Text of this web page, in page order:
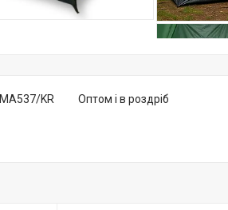
Оптом і в роздріб
MA537/KR